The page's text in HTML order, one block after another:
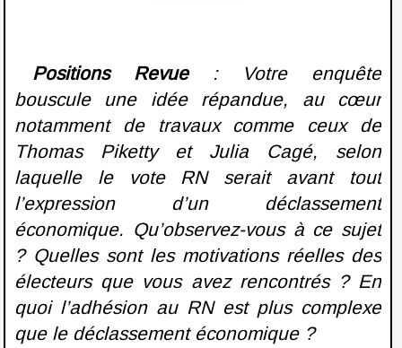
Positions Revue: Votre enquête
bouscule une idée répandue, au cœur
notamment de travaux comme ceux de
Thomas Piketty et Julia Cagé, selon
laquelle le vote RN serait avant tout
l’expression d’un déclassement
économique. Qu’observez-vous à ce sujet
? Quelles sont les motivations réelles des
électeurs que vous avez rencontrés ? En
quoi l’adhésion au RN est plus complexe
que le déclassement économique ?